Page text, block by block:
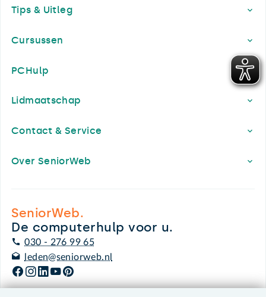
Tips & Uitleg
Cursussen
PCHulp
Lidmaatschap
Contact & Service
Over SeniorWeb
SeniorWeb.
De computerhulp voor u.
030 - 276 99 65
leden@seniorweb.nl